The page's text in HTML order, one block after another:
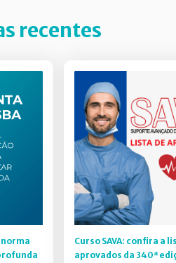
recentes
Curso SAVA: confira a
aprovados da 340ª